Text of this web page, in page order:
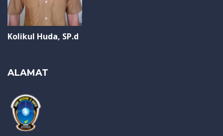
Kolikul Huda, SP.d
ALAMAT